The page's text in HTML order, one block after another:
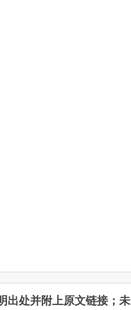
出处并附上原文链接；未